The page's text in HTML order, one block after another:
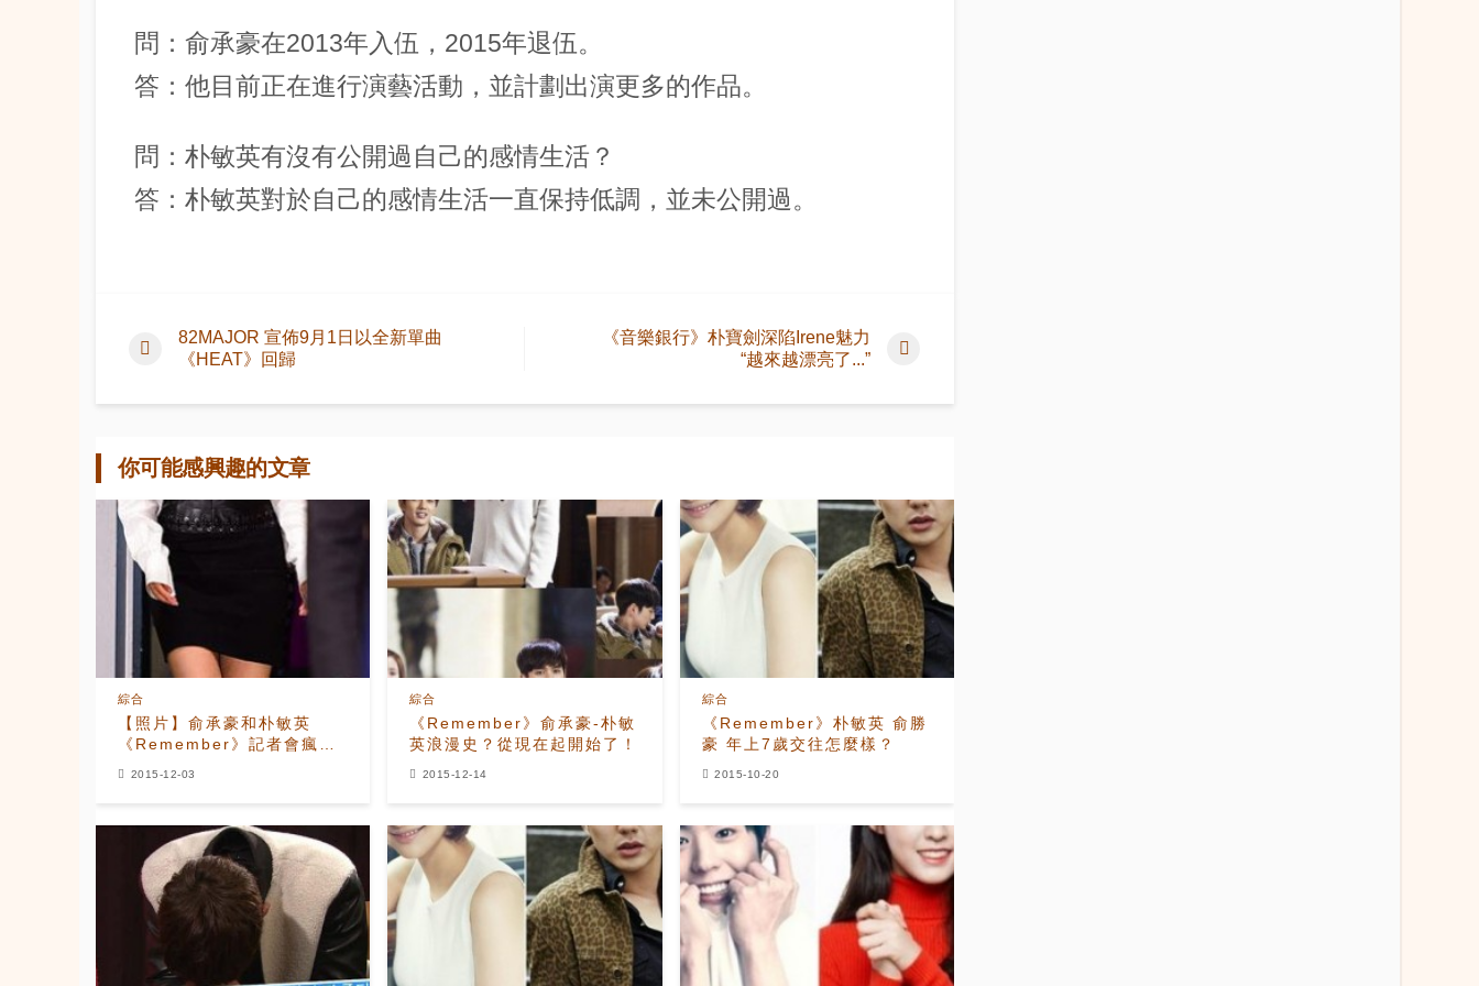
問：俞承豪在2013年入伍，2015年退伍。
答：他目前正在進行演藝活動，並計劃出演更多的作品。
問：朴敏英有沒有公開過自己的感情生活？
答：朴敏英對於自己的感情生活一直保持低調，並未公開過。
82MAJOR 宣佈9月1日以全新單曲
《HEAT》回歸
《音樂銀行》朴寶劍深陷Irene魅力
“越來越漂亮了...”
你可能感興趣的文章
【照片】俞承豪和朴敏英
《Remember》記者會瘋狂
綜合
2015-12-03
《Remember》俞承豪-朴敏
英浪漫史？從現在起開始了！
綜合
2015-12-14
《Remember》朴敏英 俞勝
豪 年上7歲交往怎麼樣？
綜合
2015-10-20